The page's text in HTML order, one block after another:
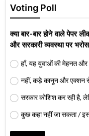
Voting Poll
क्या बार-बार होने वाले पेपर
और सरकारी व्यवस्था पर
हाँ, यह युवाओं की मेहनत और
नहीं, कड़े कानून और एक्शन
सरकार कोशिश कर रही है,
कुछ कहा नहीं जा सकता /